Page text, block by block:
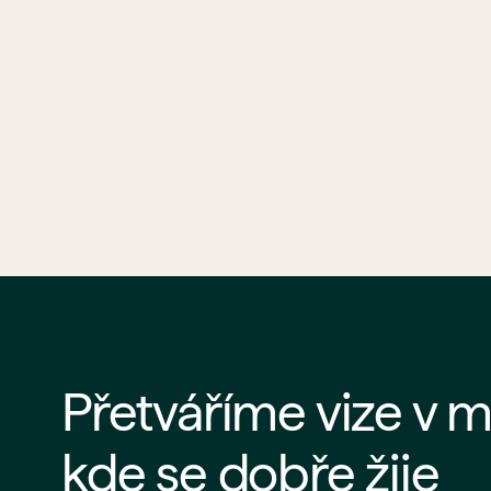
Přetváříme vize v
kde se dobře žije